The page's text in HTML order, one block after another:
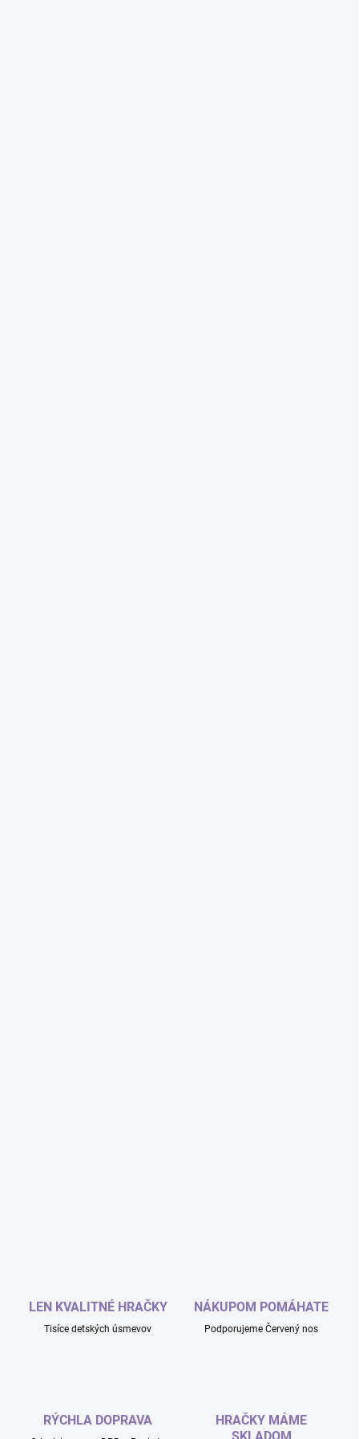
LEN KVALITNÉ HRAČKY
Tisíce detských úsmevov
NÁKUPOM POMÁHATE
Podporujeme Červený nos
RÝCHLA DOPRAVA
HRAČKY MÁME